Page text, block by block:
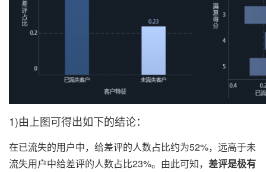
1)由上图可得出如下的结论：
在已流失的用户中，给差评的人数占比约为52%，远高于未
流失用户中给差评的人数占比23%。由此可知， 差评是极有